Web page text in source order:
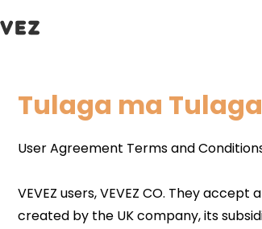
Tulaga ma Tulaga